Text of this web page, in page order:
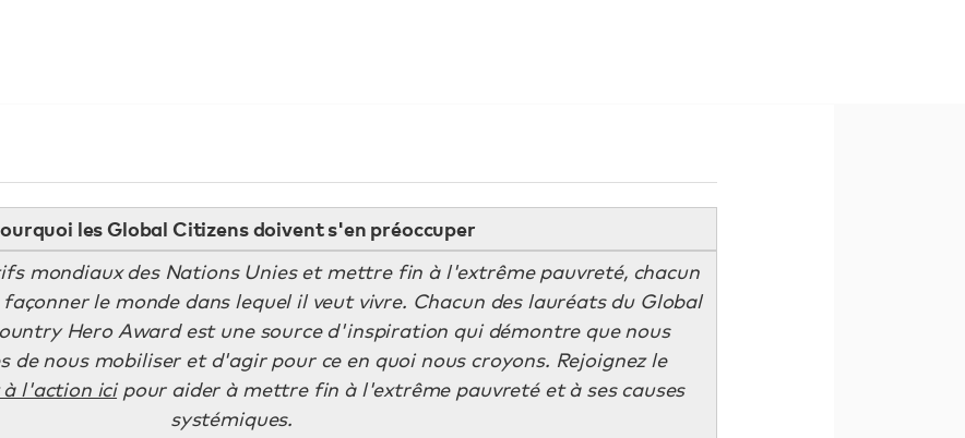
les Global Citizens doivent s'en préoccuper
mondiaux des Nations Unies et mettre fin à l'extrême pauvreté, chacun
le monde dans lequel il veut vivre. Chacun des lauréats du Global
Hero Award est une source d'inspiration qui démontre que nous
de nous mobiliser et d'agir pour ce en quoi nous croyons. Rejoignez le
à l'action icipour aider à mettre fin à l'extrême pauvreté et à ses causes
systémiques.